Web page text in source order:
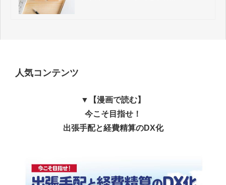
人気コンテンツ
▼【漫画で読む】
今こそ目指せ！
出張手配と経費精算のDX化